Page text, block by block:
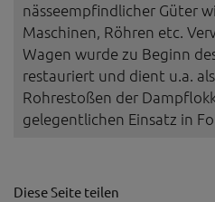
nässeempfindlicher Güter
Maschinen, Röhren etc.
Wagen wurde zu Beginn
restauriert und dient u.a.
Rohrestoßen der
gelegentlichen Einsatz in
Diese Seite teilen